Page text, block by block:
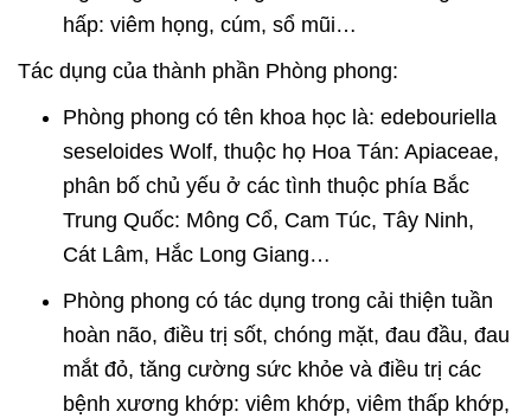
hấp: viêm họng, cúm, sổ mũi…
Tác dụng của thành phần Phòng phong:
Phòng phong có tên khoa học là: edebouriella
seseloides Wolf, thuộc họ Hoa Tán: Apiaceae,
phân bố chủ yếu ở các tình thuộc phía Bắc
Trung Quốc: Mông Cổ, Cam Túc, Tây Ninh,
Cát Lâm, Hắc Long Giang…
Phòng phong có tác dụng trong cải thiện tuần
hoàn não, điều trị sốt, chóng mặt, đau đầu, đau
mắt đỏ, tăng cường sức khỏe và điều trị các
bệnh xương khớp: viêm khớp, viêm thấp khớp,